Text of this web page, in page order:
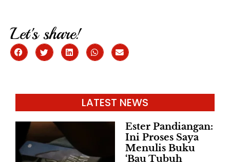
Let's share!
LATEST NEWS
Ester Pandiangan:
Ini Proses Saya
Menulis Buku
‘Bau Tubuh